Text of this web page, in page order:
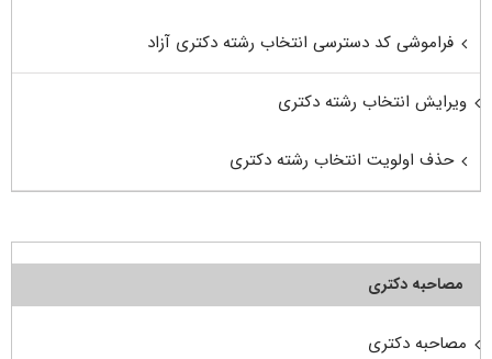
فراموشی کد دسترسی انتخاب رشته دکتری آزاد
ویرایش انتخاب رشته دکتری
حذف اولویت انتخاب رشته دکتری
مصاحبه دکتری
مصاحبه دکتری